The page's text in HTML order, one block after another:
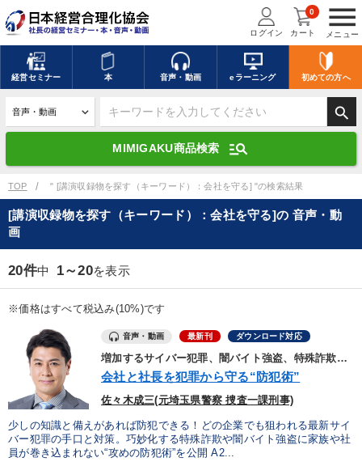
menu
メニュー
ログイン カート
0
経営セミナー 本 音声・動画 eラーニング 初めての方へ
search
MIMIGAKU商品検索 manage_search
キーワードを入力して探す
デジタル版対応のみ検索結果に表示する
search 上記の条件で検索
mic 講演収録物を探す
全国経営者セミナー講演収録物（全1315タイトル）からお探しいただけ
ます
優秀各社の智恵と戦略 事業家のロマンと経営
若手異才経営者の発想 専門家のアドバイス
リーダーの器量を学ぶ
TOP " [講演収録物を探す（キーワード）：会社を守る] "の検索結果
[講演収録物を探す（キーワード）：会社を守る]の 音声・動
画
20件中 1～20を表示
※価格はすべて税込み(10%)です
音声・動画 最新刊 ダウンロード対応
増加するサイバー犯罪、闇バイト強盗、特殊詐欺…
会社と社長を犯罪から守る“防犯術”
佐々木成三(元埼玉県警察 捜査一課刑事)
少しの知識と備えがあれば防犯できる！どの企業でも狙われる最新サイ
バー犯罪の手口と対策。巧妙化する特殊詐欺や闇バイト強盗に家族や社
員が巻き込まれない“攻めの防犯術”を公開 A2...